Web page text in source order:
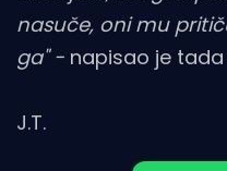
nasuče, oni mu
ga" - napisao je tada
J.T.